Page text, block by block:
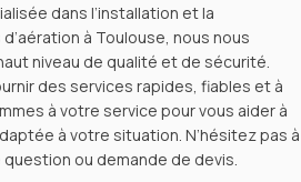
dans l’installation et la
à Toulouse, nous nous
niveau de qualité et de sécurité.
des services rapides, fiables et à
à votre service pour vous aider à
à votre situation. N’hésitez pas à
ou demande de devis.